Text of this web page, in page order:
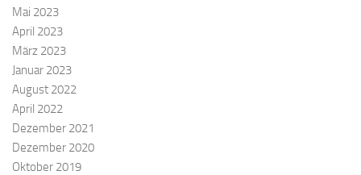
Mai 2023
April 2023
März 2023
Januar 2023
August 2022
April 2022
Dezember 2021
Dezember 2020
Oktober 2019